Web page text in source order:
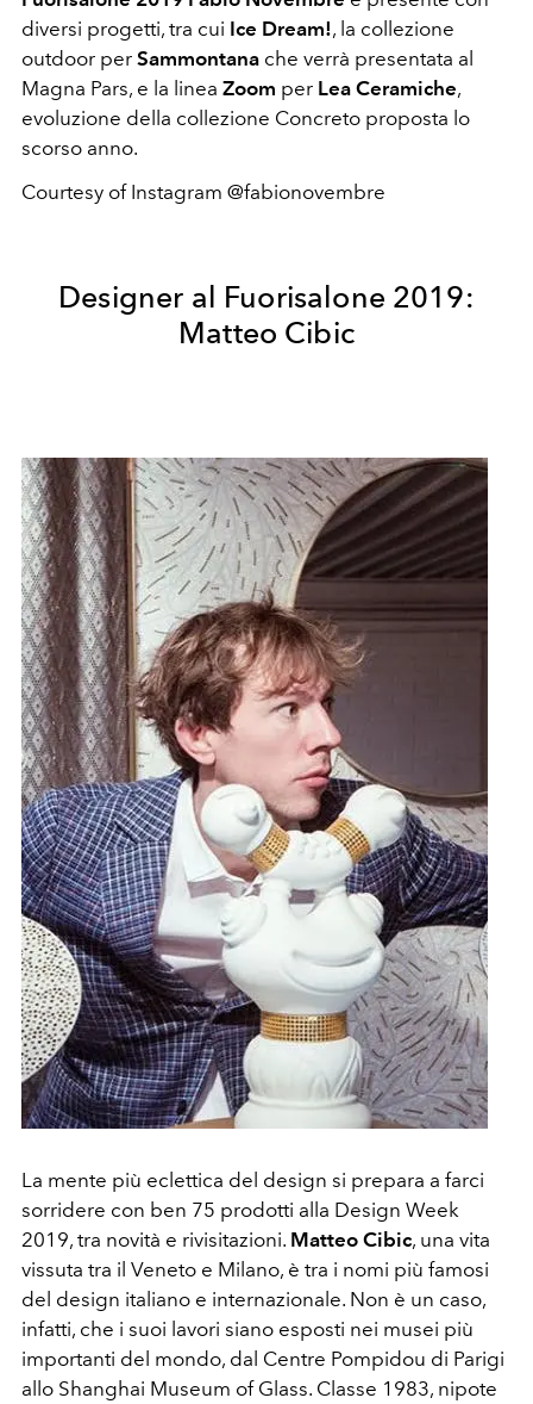
diversi progetti, tra cui Ice Dream!, la collezione
outdoor per Sammontana che verrà presentata al
Magna Pars, e la linea Zoom per Lea Ceramiche,
evoluzione della collezione Concreto proposta lo
scorso anno.
Courtesy of Instagram @fabionovembre
Designer al Fuorisalone 2019:
Matteo Cibic
La mente più eclettica del design si prepara a farci
sorridere con ben 75 prodotti alla Design Week
2019, tra novità e rivisitazioni. Matteo Cibic, una vita
vissuta tra il Veneto e Milano, è tra i nomi più famosi
del design italiano e internazionale. Non è un caso,
infatti, che i suoi lavori siano esposti nei musei più
importanti del mondo, dal Centre Pompidou di Parigi
allo Shanghai Museum of Glass. Classe 1983, nipote